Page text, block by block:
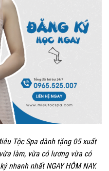
Tộc Spa dành tặng 05 xuất
làm, vừa có lương vừa có
nhanh nhất NGAY HÔM NAY.